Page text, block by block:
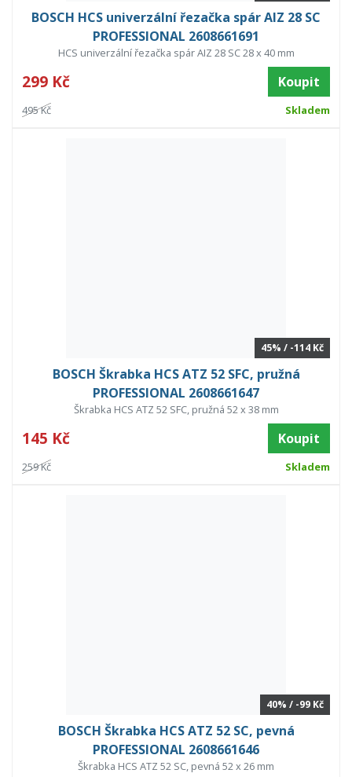
BOSCH HCS univerzální řezačka spár AIZ 28 SC
PROFESSIONAL 2608661691
HCS univerzální řezačka spár AIZ 28 SC 28 x 40 mm
299 Kč Koupit
495 Kč Skladem
45% / -114 Kč
BOSCH Škrabka HCS ATZ 52 SFC, pružná
PROFESSIONAL 2608661647
Škrabka HCS ATZ 52 SFC, pružná 52 x 38 mm
145 Kč Koupit
259 Kč Skladem
40% / -99 Kč
BOSCH Škrabka HCS ATZ 52 SC, pevná
PROFESSIONAL 2608661646
Škrabka HCS ATZ 52 SC, pevná 52 x 26 mm